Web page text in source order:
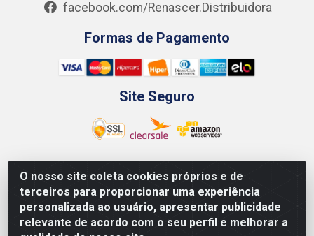
O nosso site coleta cookies próprios e de
terceiros para proporcionar uma experiência
personalizada ao usuário, apresentar publicidade
relevante de acordo com o seu perfil e melhorar a
facebook.com/Renascer.Distribuidora
Formas de Pagamento
Site Seguro
Renascer Distribuidora - Rua São Miguel, 1845 -
Afogados - Recife / PE - CEP 50850-000 - CNPJ
07.264.693/0001-79